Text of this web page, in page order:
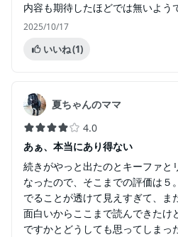
内容も期待したほどでは無いよう
2025/10/17
いいね(1)
夏ちゃんのママ
4.0
あぁ、本当にあり得ない
続きがやっと出たのとキーファと
なったので、そこまでの評価は５
でることが透けて見えすぎて、ま
面白いからここまで読んできたけ
ですかとどうしても思ってしまっ